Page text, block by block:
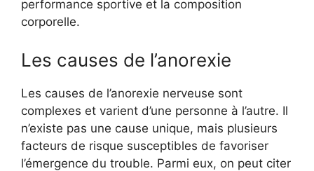
performance sportive et la composition
corporelle.
Les causes de l’anorexie
Les causes de l’anorexie nerveuse sont
complexes et varient d’une personne à l’autre. Il
n’existe pas une cause unique, mais plusieurs
facteurs de risque susceptibles de favoriser
l’émergence du trouble. Parmi eux, on peut citer